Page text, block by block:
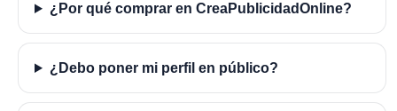
¿Por qué comprar en CreaPublicidadOnline?
¿Debo poner mi perfil en público?